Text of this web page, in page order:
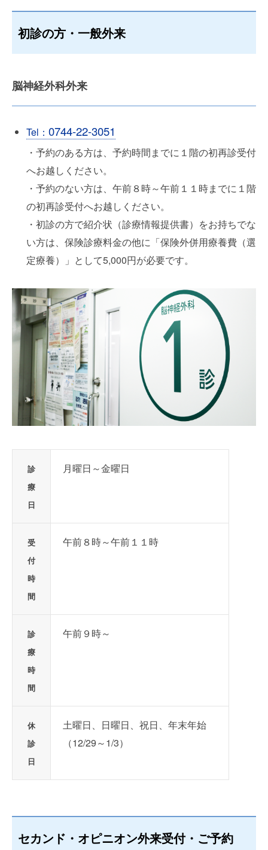
初診の方・一般外来
脳神経外科外来
Tel： 0744-22-3051
・予約のある方は、予約時間までに１階の初再診受付
へお越しください。
・予約のない方は、午前８時～午前１１時までに１階
の初再診受付へお越しください。
・初診の方で紹介状（診療情報提供書）をお持ちでな
い方は、保険診療料金の他に「保険外併用療養費（選
定療養）」として5,000円が必要です。
診
療
日
月曜日～金曜日
受
付
時
間
午前８時～午前１１時
診
療
時
間
午前９時～
休
診
日
土曜日、日曜日、祝日、年末年始
（12/29～1/3）
セカンド・オピニオン外来受付・ご予約